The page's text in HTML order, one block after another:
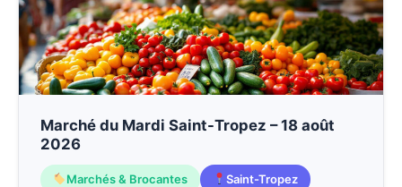
Marché du Mardi Saint-Tropez – 18 août
2026
Marchés & Brocantes Saint-Tropez